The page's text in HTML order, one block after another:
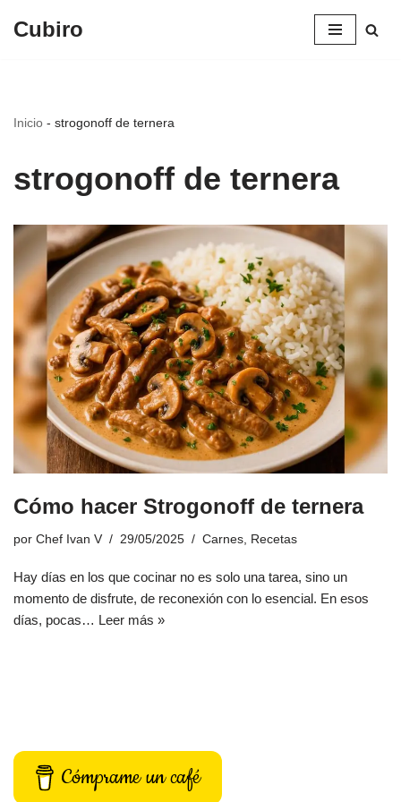
Cubiro
Inicio - strogonoff de ternera
strogonoff de ternera
Cómo hacer Strogonoff de ternera
por Chef Ivan V 29/05/2025 Carnes, Recetas
Hay días en los que cocinar no es solo una tarea, sino un
momento de disfrute, de reconexión con lo esencial. En esos
días, pocas… Leer más »
Cómprame un café